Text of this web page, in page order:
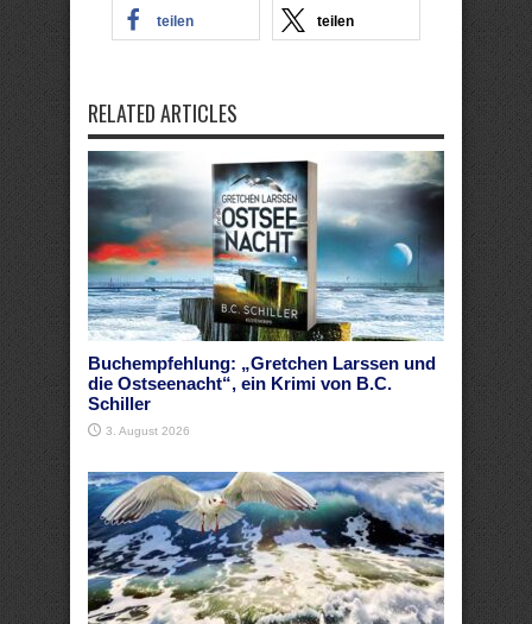
teilen teilen
RELATED ARTICLES
Buchempfehlung: „Gretchen Larssen und
die Ostseenacht“, ein Krimi von B.C.
Schiller
3. August 2026